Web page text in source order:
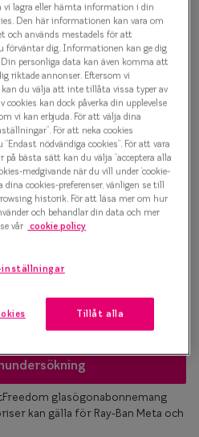
Olika
Taberg
har? Se vår Storleksguide
glasögonabonnemang
kan gälla för Ray-Ban Meta och
vi lagra eller hämta information i din
Den här informationen kan vara om
och används mestadels för att
förväntar dig. Informationen kan ge dig
Din personliga data kan även komma att
riktade annonser. Eftersom vi
du välja att inte tillåta vissa typer av
cookies kan dock påverka din upplevelse
vi kan erbjuda. För att välja dina
För att neka cookies
nödvändiga cookies”. För att vara
på bästa sätt kan du välja ”acceptera alla
medgivande när du vill under ’cookie-
cookies-preferenser, vänligen se till
historik. För att läsa mer om hur
och behandlar din data och mer
vår cookie policy
inställningar
Tillåt alla